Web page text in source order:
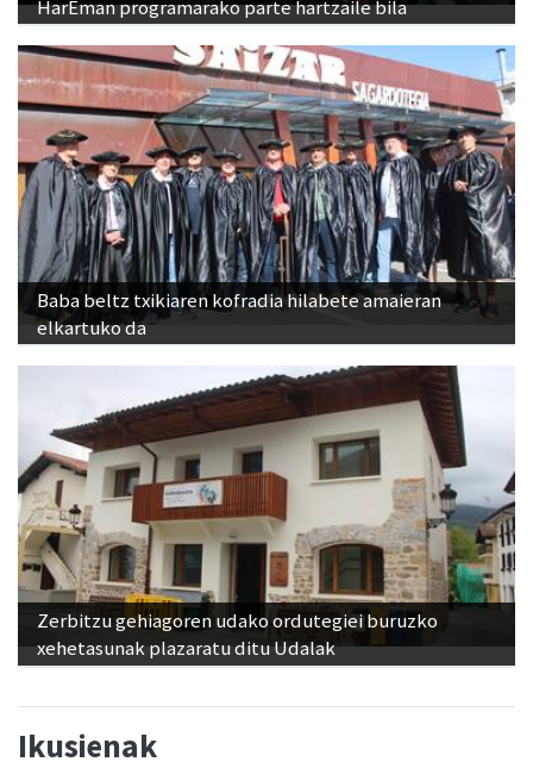
HarEman programarako parte hartzaile bila
Baba beltz txikiaren kofradia hilabete amaieran
elkartuko da
Zerbitzu gehiagoren udako ordutegiei buruzko
xehetasunak plazaratu ditu Udalak
Ikusienak